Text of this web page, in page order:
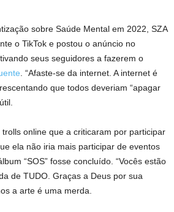
sobre Saúde Mental em 2022, SZA
o TikTok e postou o anúncio no
seus seguidores a fazerem o
. “Afaste-se da internet. A internet é
que todos deveriam “apagar
online que a criticaram por participar
ela não iria mais participar de eventos
“SOS” fosse concluído. “Vocês estão
de TUDO. Graças a Deus por sua
a arte é uma merda.